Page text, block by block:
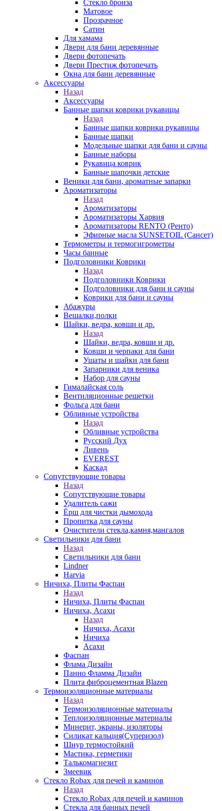
Стекло бронза
Матовое
Прозрачное
Сатин
Для хамама
Двери для бани деревянные
Двери фотопечать
Двери Престиж фотопечать
Окна для бани деревянные
Аксессуары
Назад
Аксессуары
Банные шапки коврики рукавицы
Назад
Банные шапки коврики рукавицы
Банные шапки
Модельные шапки для бани и сауны
Банные наборы
Рукавица коврик
Банные шапочки детские
Веники для бани, ароматные запарки
Ароматизаторы
Назад
Ароматизаторы
Ароматизаторы Харвия
Ароматизаторы RENTO (Ренто)
Эфирные масла SUNSETOIL (Сансет)
Термометры и термогигрометры
Часы банные
Подголовники Коврики
Назад
Подголовники Коврики
Подголовники для бани и сауны
Коврики для бани и сауны
Абажуры
Вешалки,полки
Шайки, ведра, ковши и др.
Назад
Шайки, ведра, ковши и др.
Ковши и черпаки для бани
Ушаты и шайки для бани
Запарники для веника
Набор для сауны
Гималайская соль
Вентиляционные решетки
Фольга для бани
Обливные устройства
Назад
Обливные устройства
Русский Дух
Ливень
EVEREST
Каскад
Сопутствующие товары
Назад
Сопутствующие товары
Удалитель сажи
Ёрш для чистки дымохода
Пропитка для сауны
Очистители стекла,камня,мангалов
Светильники для бани
Назад
Светильники для бани
Lindner
Harvia
Ничиха, Плиты Фаспан
Назад
Ничиха, Плиты Фаспан
Ничиха, Асахи
Назад
Ничиха, Асахи
Ничиха
Асахи
Фаспан
Флама Дизайн
Панно Фламма Дизайн
Плита фиброцементная Blazen
Термоизоляционные материалы
Назад
Термоизоляционные материалы
Теплоизоляционные материалы
Минерит, экраны, изоляторы
Силикат кальция(Суперизол)
Шнур термостойкий
Мастика, герметики
Талькомагнезит
Змеевик
Стекло Robax для печей и каминов
Назад
Стекло Robax для печей и каминов
Стекла для банных печей